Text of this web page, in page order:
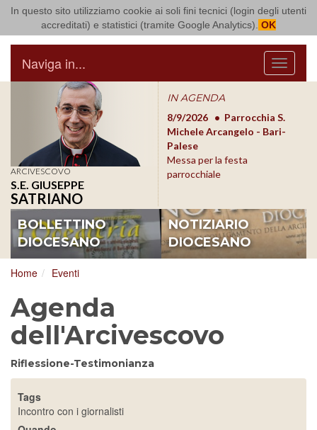
In questo sito utilizziamo cookie ai soli fini tecnici (login degli utenti
accreditati) e statistici (tramite Google Analytics). OK
Arcidiocesi di Bari Bitonto
Menu
Naviga in...
ARCIVESCOVO
S.E. GIUSEPPE
SATRIANO
IN AGENDA
8/17/2026
Conversano
Conferenza Episcopale
Pugliese
8/9/2026
Parrocchia S.
Michele Arcangelo - Bari-
Palese
Messa per la festa
parrocchiale
BOLLETTINO
DIOCESANO
NOTIZIARIO
DIOCESANO
Home Eventi
Agenda
dell'Arcivescovo
Riflessione-Testimonianza
Tags
Incontro con i giornalisti